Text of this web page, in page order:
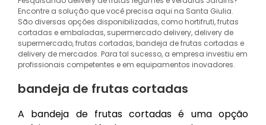
Encontre a solução que você precisa aqui na Santa Giulia.
São diversas opções disponibilizadas, como hortifruti, frutas
cortadas e embaladas, supermercado delivery, delivery de
supermercado, frutas cortadas, bandeja de frutas cortadas e
delivery de mercados. Para tal sucesso, a empresa investiu em
profissionais competentes e em equipamentos inovadores.
bandeja de frutas cortadas
A bandeja de frutas cortadas é uma opção